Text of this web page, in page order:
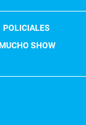
POLICIALES
SHOW